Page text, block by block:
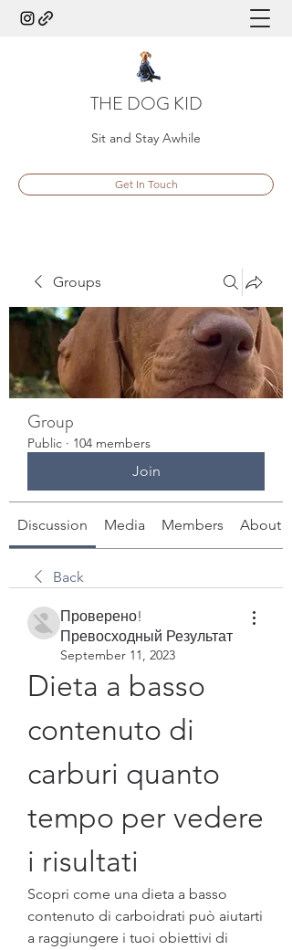
THE DOG KID
Sit and Stay Awhile
Get In Touch
Groups
Group
Public · 104 members
Join
Discussion Media Members About
Back
Проверено!
Превосходный Результат
September 11, 2023
Dieta a basso
contenuto di
carburi quanto
tempo per vedere
i risultati
Scopri come una dieta a basso
contenuto di carboidrati può aiutarti
a raggiungere i tuoi obiettivi di